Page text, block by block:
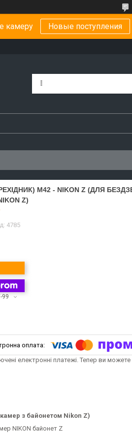
камеру Новые поступления
M42 - NIKON Z (ДЛЯ
Z)
4785
99
електронні платежі. Тепер ви
з байонетом Nikon Z)
NIKON байонет Z